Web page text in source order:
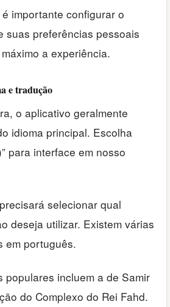
importante configurar o
suas preferências pessoais
a experiência.
e tradução
o aplicativo geralmente
idioma principal. Escolha
para interface em nosso
selecionar qual
deseja utilizar. Existem várias
em português.
populares incluem a de Samir
do Complexo do Rei Fahd.